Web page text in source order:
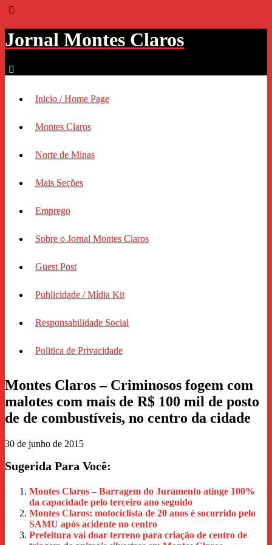
Jornal Montes Claros
Inicio / Home Page
Montes Claros
Norte de Minas
Mais Seções
Emprego
Sobre o Jornal Montes Claros
Guest Post
Publicidade / Mídia Kit
Responsabilidade Social
Politica de Privacidade
Montes Claros – Criminosos fogem com
malotes com mais de R$ 100 mil de posto
de de combustíveis, no centro da cidade
30 de junho de 2015
Sugerida Para Você:
Montes Claros – Barragem do Juramento atinge 100%
da capacidade pelo terceiro ano seguido
Montes Claros: motociclista de 20 anos é socorrido pelo
SAMU após acidente no centro
Prefeitura vai doar terreno para criação de centro de